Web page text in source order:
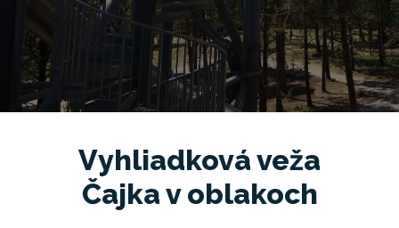
Vyhliadková veža
Čajka v oblakoch